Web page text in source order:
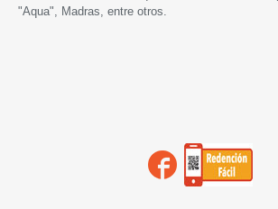
"Aqua", Madras, entre otros.